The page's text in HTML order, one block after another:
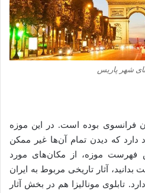
شهر پاریس
فرانسوی بوده است. در این موزه
وجود دارد که دیدن تمام آن‌ها غیر ممکن
فهرست موزه، از مکان‌های مورد
بدانید، آثار تاریخی مربوط به ایران
تابلوی مونالیزا هم در بخش آثار